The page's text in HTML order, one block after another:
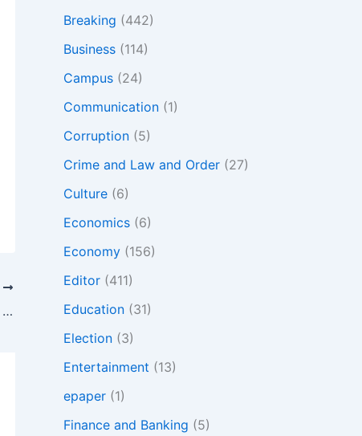
দুদকের তদন্ত: এনবিআরের ১৭ শীর্ষ কর্মকর্তার সম্পদ বিবরণী চেয়েছে দুর্নীতি দমন কমিশন
Breaking (442)
Business (114)
Campus (24)
Communication (1)
Corruption (5)
Crime and Law and Order (27)
Culture (6)
Economics (6)
Economy (156)
Editor (411)
Education (31)
Election (3)
Entertainment (13)
epaper (1)
Finance and Banking (5)